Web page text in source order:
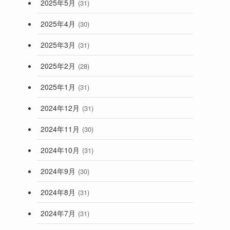
2025年5月 (31)
2025年4月 (30)
2025年3月 (31)
2025年2月 (28)
2025年1月 (31)
2024年12月 (31)
2024年11月 (30)
2024年10月 (31)
2024年9月 (30)
2024年8月 (31)
2024年7月 (31)